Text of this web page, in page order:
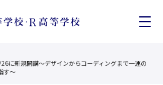
に新規開講～デザインからコーディングまで一連の
す～